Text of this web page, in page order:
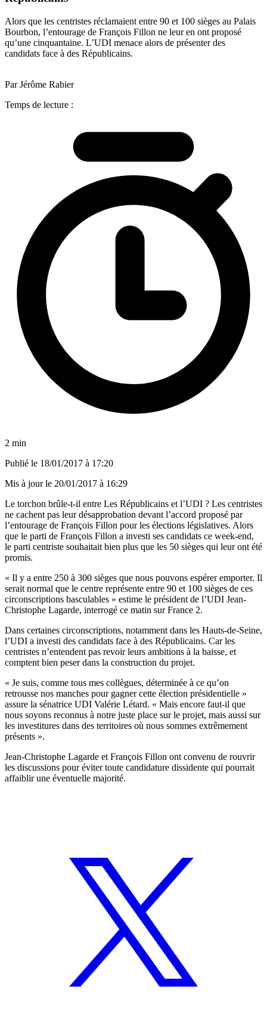
Alors que les centristes réclamaient entre 90 et 100 sièges au Palais
Bourbon, l’entourage de François Fillon ne leur en ont proposé
qu’une cinquantaine. L’UDI menace alors de présenter des
candidats face à des Républicains.
Par Jérôme Rabier
Temps de lecture :
2 min
Publié le 18/01/2017 à 17:20
Mis à jour le 20/01/2017 à 16:29
Le torchon brûle-t-il entre Les Républicains et l’UDI ? Les centristes
ne cachent pas leur désapprobation devant l’accord proposé par
l’entourage de François Fillon pour les élections législatives. Alors
que le parti de François Fillon a investi ses candidats ce week-end,
le parti centriste souhaitait bien plus que les 50 sièges qui leur ont été
promis.
« Il y a entre 250 à 300 sièges que nous pouvons espérer emporter. Il
serait normal que le centre représente entre 90 et 100 sièges de ces
circonscriptions basculables » estime le président de l’UDI Jean-
Christophe Lagarde, interrogé ce matin sur France 2.
Dans certaines circonscriptions, notamment dans les Hauts-de-Seine,
l’UDI a investi des candidats face à des Républicains. Car les
centristes n’entendent pas revoir leurs ambitions à la baisse, et
comptent bien peser dans la construction du projet.
« Je suis, comme tous mes collègues, déterminée à ce qu’on
retrousse nos manches pour gagner cette élection présidentielle »
assure la sénatrice UDI Valérie Létard. « Mais encore faut-il que
nous soyons reconnus à notre juste place sur le projet, mais aussi sur
les investitures dans des territoires où nous sommes extrêmement
présents ».
Jean-Christophe Lagarde et François Fillon ont convenu de rouvrir
les discussions pour éviter toute candidature dissidente qui pourrait
affaiblir une éventuelle majorité.